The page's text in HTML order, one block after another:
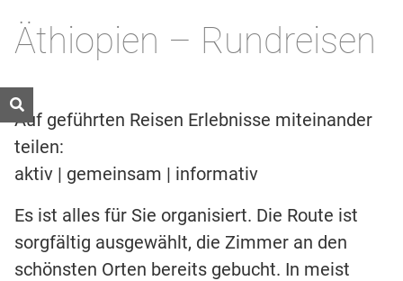
Äthiopien – Rundreisen
Auf geführten Reisen Erlebnisse miteinander
teilen:
aktiv | gemeinsam | informativ
Es ist alles für Sie organisiert. Die Route ist
sorgfältig ausgewählt, die Zimmer an den
schönsten Orten bereits gebucht. In meist